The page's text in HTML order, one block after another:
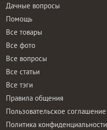
Дачные вопросы
Помощь
Все товары
Все фото
Все вопросы
Все статьи
Все тэги
Правила общения
Пользовательское соглашение
Политика конфиденциальности